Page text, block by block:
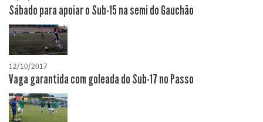
Sábado para apoiar o Sub-15 na semi do Gauchão
12/10/2017
Vaga garantida com goleada do Sub-17 no Passo